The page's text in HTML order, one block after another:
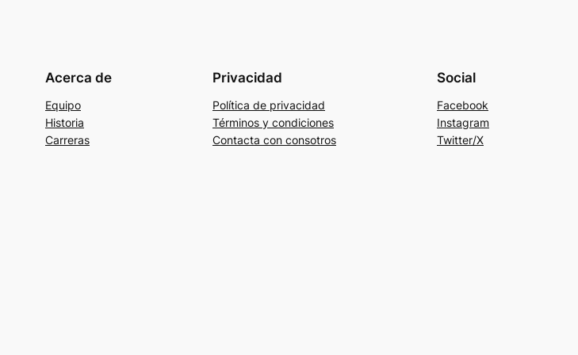
Acerca de
Equipo
Historia
Carreras
Privacidad
Política de privacidad
Términos y condiciones
Contacta con consotros
Social
Facebook
Instagram
Twitter/X